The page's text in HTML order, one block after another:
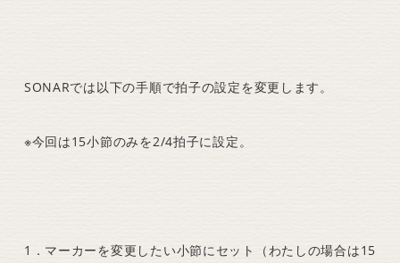
SONARでは以下の手順で拍子の設定を変更します。
※今回は15小節のみを2/4拍子に設定。
1．マーカーを変更したい小節にセット（わたしの場合は15